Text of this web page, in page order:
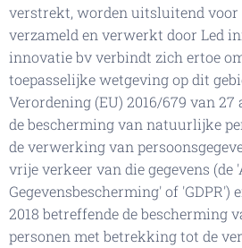
verstrekt, worden uitsluitend voor
verzameld en verwerkt door Led
innovatie bv verbindt zich ertoe
toepasselijke wetgeving op dit
Verordening (EU) 2016/679 van
de bescherming van natuurlijke
de verwerking van
vrije verkeer van die gegevens (de
Gegevensbescherming' of 'GDPR')
2018 betreffende de bescherming
personen met betrekking tot de